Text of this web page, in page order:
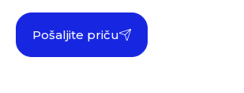
Pošaljite priču